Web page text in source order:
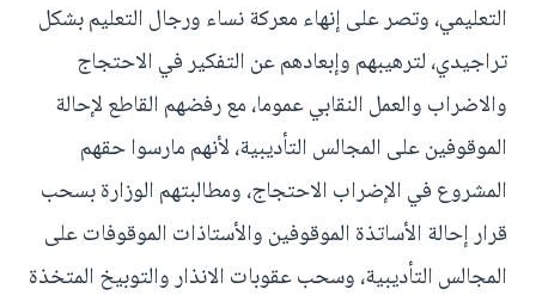
التعليمي، وتصر على إنهاء معركة نساء ورجال التعليم بشكل
تراجيدي، لترهيبهم وإبعادهم عن التفكير في الاحتجاج
والاضراب والعمل النقابي عموما، مع رفضهم القاطع لإحالة
الموقوفين على المجالس التأديبية، لأنهم مارسوا حقهم
المشروع في الإضراب الاحتجاج، ومطالبتهم الوزارة بسحب
قرار إحالة الأساتذة الموقوفين والأستاذات الموقوفات على
المجالس التأديبية، وسحب عقوبات الانذار والتوبيخ المتخذة